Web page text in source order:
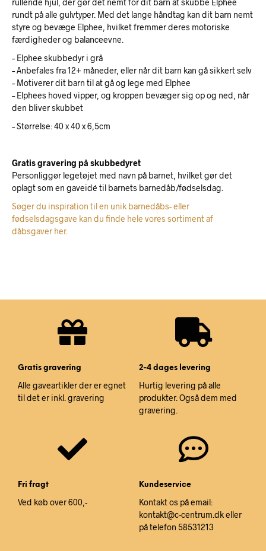
rundt på alle gulvtyper. Med det lange håndtag kan dit barn nemt
styre og bevæge Elphee, hvilket fremmer deres motoriske
færdigheder og balanceevne.
– Elphee skubbedyr i grå
– Anbefales fra 12+ måneder, eller når dit barn kan gå sikkert selv
– Motiverer dit barn til at gå og lege med Elphee
– Elphees hoved vipper, og kroppen bevæger sig op og ned, når
den bliver skubbet
– Størrelse: 40 x 40 x 6,5cm
Gratis gravering på skubbedyret
Personliggør legetøjet med navn på barnet, hvilket gør det
oplagt som en gaveidé til barnets barnedåb/fødselsdag.
Søger du inspiration til en unik barnedåbs- eller
fødselsdagsgave kan du finde hele vores sortiment af
dåbsgaver her.
Gratis gravering
Alle gaveartikler der er egnet
til det er inkl. gravering
2-4 dages levering
Hurtig levering på alle
produkter. Også dem med
gravering.
Fri fragt
Ved køb over 600,-
Kundeservice
Kontakt os på email:
kontakt@c-centrum.dk eller
på telefon 58531213